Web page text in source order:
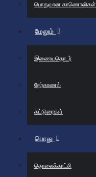
பொதுவான காணொலிகள்
மேலும்
இணையதொடர்
நேர்காணல்
கட்டுரைகள்
பொது
தொலைக்காட்சி